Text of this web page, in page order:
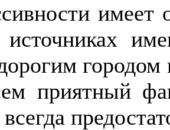
городом
приятный